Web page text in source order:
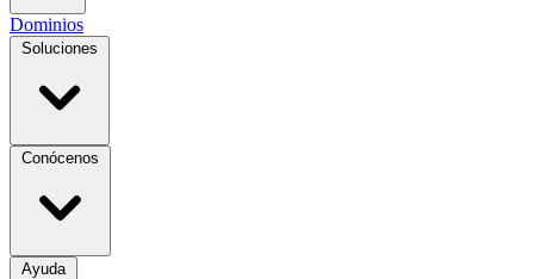
Dominios
Soluciones
Conócenos
Ayuda